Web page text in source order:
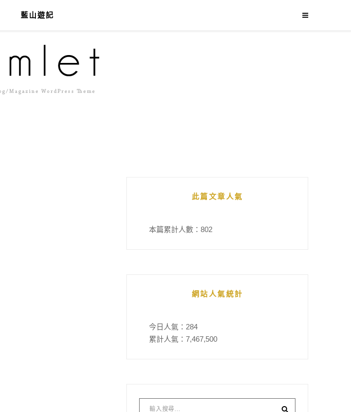
藍山遊記
此篇文章人氣
本篇累計人數： 802
網站人氣統計
今日人氣： 284
累計人氣： 7,467,500